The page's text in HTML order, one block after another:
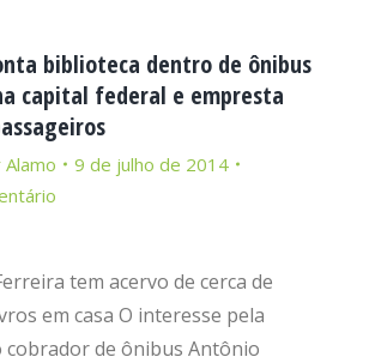
biblioteca dentro de ônibus
capital federal e empresta
Alamo
9 de julho de 2014
tem acervo de cerca de
em casa O interesse pela
cobrador de ônibus Antônio